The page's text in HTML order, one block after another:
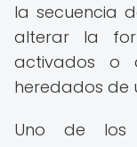
la secuencia
alterar la
activados o
heredados de
Uno de los